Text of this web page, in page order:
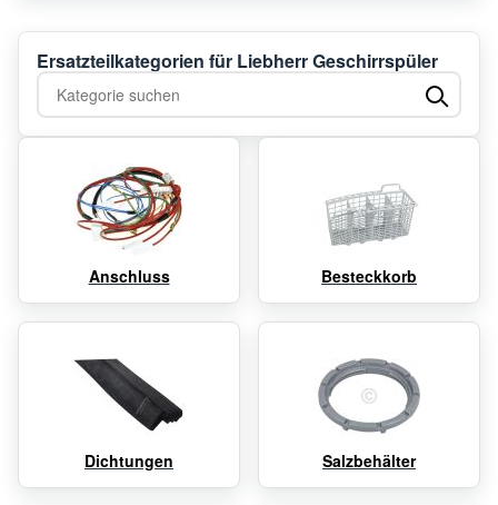
Ersatzteilkategorien für Liebherr Geschirrspüler
Kategorie suchen
Anschluss Besteckkorb
Dichtungen Salzbehälter